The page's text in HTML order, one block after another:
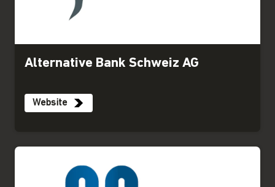
Alternative Bank Schweiz AG
Website